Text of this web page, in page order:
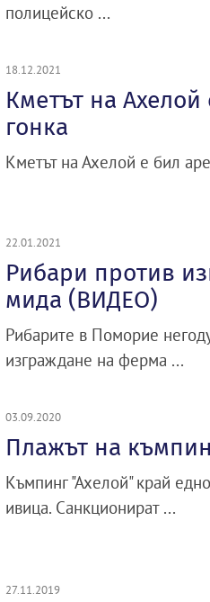
полицейско ...
18.12.2021
Кметът на
гонка
Кметът на Ахелой е бил
22.01.2021
Рибари против
мида (ВИДЕО)
Рибарите в Поморие
изграждане на ферма ...
03.09.2020
Плажът на
Къмпинг "Ахелой" край
ивица. Санкционират ...
27.11.2019